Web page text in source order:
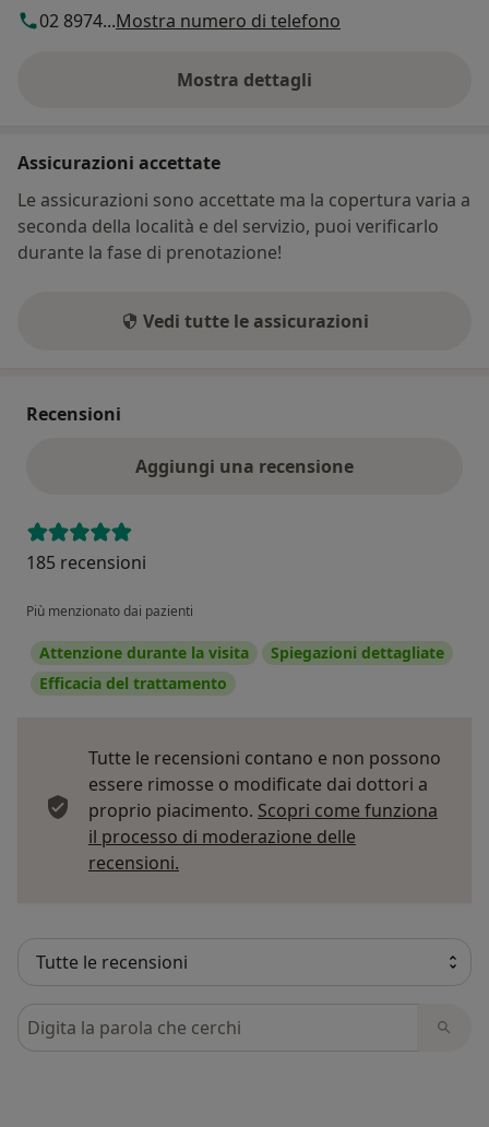
02 8974...Mostra numero di telefono
Mostra dettagli
sull'indirizzo
Assicurazioni accettate
Le assicurazioni sono accettate ma la copertura varia a
seconda della località e del servizio, puoi verificarlo
durante la fase di prenotazione!
Vedi tutte le assicurazioni
Recensioni
Aggiungi una recensione
185 recensioni
Più menzionato dai pazienti
Attenzione durante la visita
Spiegazioni dettagliate
Efficacia del trattamento
Tutte le recensioni contano e non possono
essere rimosse o modificate dai dottori a
proprio piacimento. Scopri come funziona
il processo di moderazione delle
recensioni.
Cerca nelle recensioni